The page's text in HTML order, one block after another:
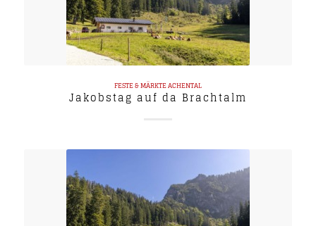
FESTE & MÄRKTEACHENTAL
Jakobstag auf da Brachtalm